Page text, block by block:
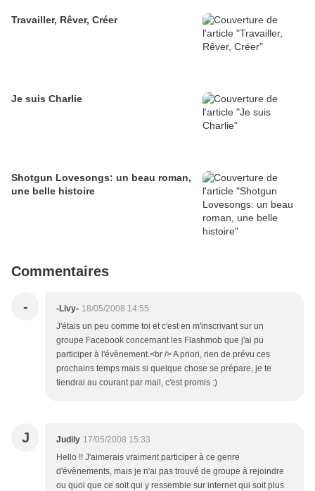
Travailler, Rêver, Créer
Je suis Charlie
Shotgun Lovesongs: un beau roman,
une belle histoire
Commentaires
- -Livy- 18/05/2008 14:55
J'étais un peu comme toi et c'est en m'inscrivant sur un
groupe Facebook concernant les Flashmob que j'ai pu
participer à l'évènement.<br /> A priori, rien de prévu ces
prochains temps mais si quelque chose se prépare, je te
tiendrai au courant par mail, c'est promis :)
J Judily 17/05/2008 15:33
Hello !! J'aimerais vraiment participer à ce genre
d'évènements, mais je n'ai pas trouvé de groupe à rejoindre
ou quoi que ce soit qui y ressemble sur internet qui soit plus